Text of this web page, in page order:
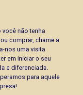
não tenha
comprar, chame a
nos uma visita
em iniciar o seu
e diferenciada.
para aquele